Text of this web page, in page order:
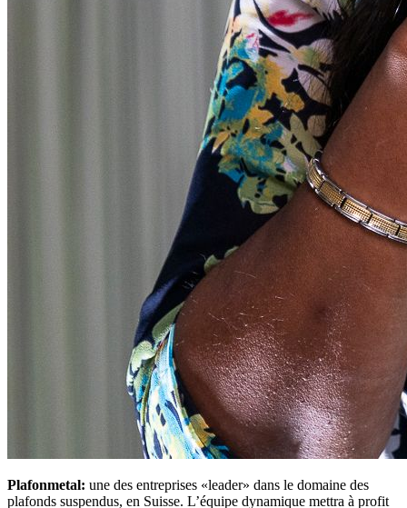
Plafonmetal: une des entreprises «leader» dans le domaine des
plafonds suspendus, en Suisse. L’équipe dynamique mettra à profit